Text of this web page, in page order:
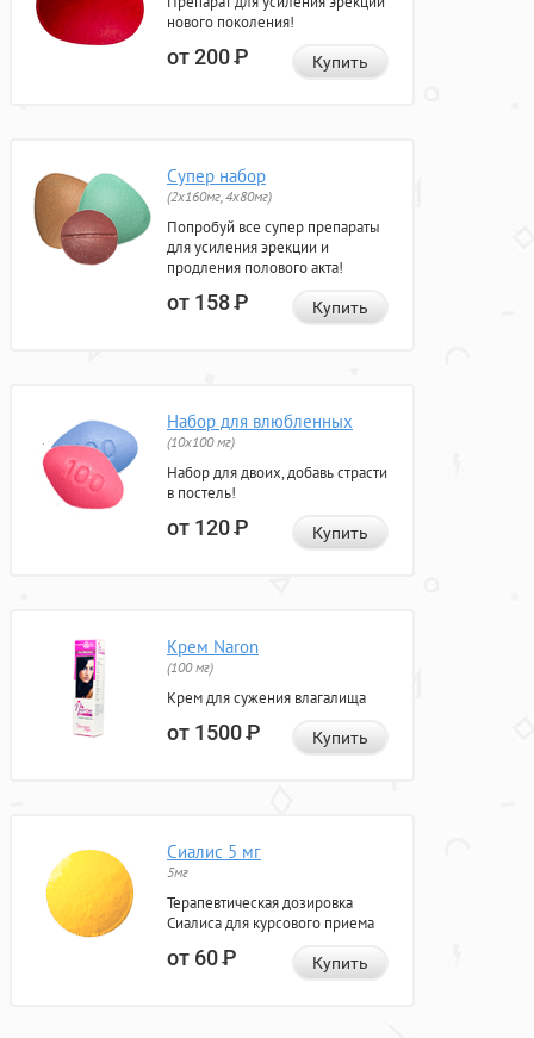
нового поколения!
от 200Р Купить
Супер набор
(2х160мг, 4х80мг)
Попробуй все супер препараты
для усиления эрекции и
продления полового акта!
от 158Р Купить
Набор для влюбленных
(10х100 мг)
Набор для двоих, добавь страсти
в постель!
от 120Р Купить
Крем Naron
(100 мг)
Крем для сужения влагалища
от 1500Р Купить
Сиалис 5 мг
5мг
Терапевтическая дозировка
Сиалиса для курсового приема
от 60Р Купить